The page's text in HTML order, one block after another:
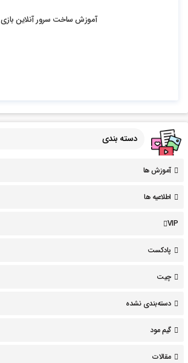
آموزش ساخت سرور آنلاین بازی Outlaws of the old west
دسته بندی
آموزش ها
اطلاعیه ها
VIP
پادکست
چیت
دسته‌بندی نشده
گیم مود
مقالات